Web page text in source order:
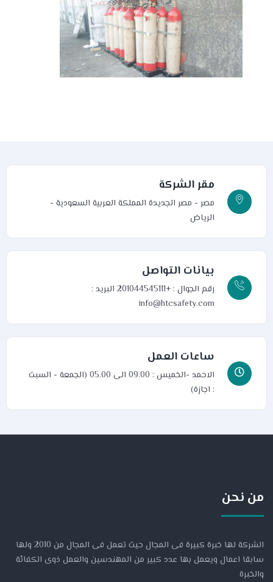
مقر الشركة
مصر - مصر الجديدة المملكة العربية السعودية -
الرياض
بيانات التواصل
رقم الجوال : +201044545111
البريد :
info@htcsafety.com
ساعات العمل
الاحمد -الخميس : 09.00 الى 05.00 (الجمعة - السبت
: اجازة)
من نحن
الشركة لها خبرة كبيرة فى المجال حيث تعمل فى المجال من 2010 ولها
سابقا اعمال ويعمل بها عدد كبير من المهندسين والعمل ذوى الكفائة
والخبرة